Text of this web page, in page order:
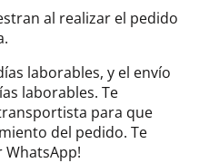
al realizar el pedido
laborables, y el envío
laborables. Te
para que
del pedido. Te